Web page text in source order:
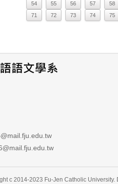
54
55 56 57
58
71
72 73 74 75
c 2014-2023 Fu-Jen Catholic